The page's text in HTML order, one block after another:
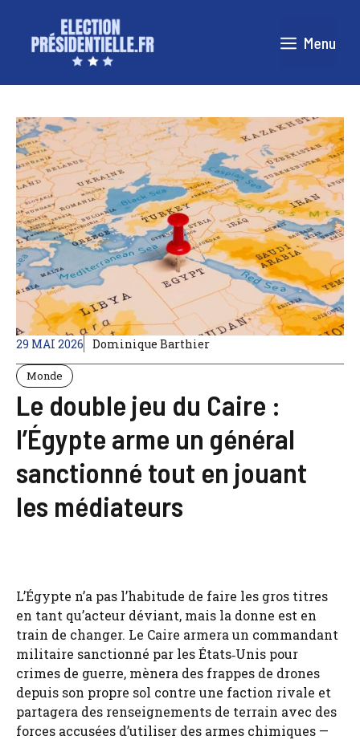
contenu
Menu
29 MAI 2026 Dominique Barthier
Monde
Le double jeu du Caire :
l’Égypte arme un général
sanctionné tout en jouant
les médiateurs
L’Égypte n’a pas l’habitude de faire les gros titres
en tant qu’acteur déviant, mais la donne est en
train de changer. Le Caire armera un commandant
militaire sanctionné par les États‑Unis pour
crimes de guerre, mènera des frappes de drones
depuis son propre sol contre une faction rivale et
partagera des renseignements de terrain avec des
forces accusées d’utiliser des armes chimiques —